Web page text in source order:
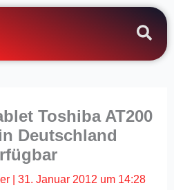
Toshiba AT200
Deutschland
31. Januar 2012 um 14:28